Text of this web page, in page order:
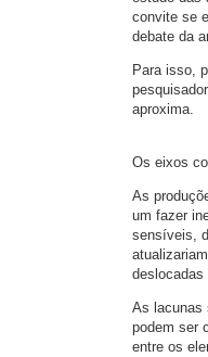
convite se
debate da
Para isso,
aproxima.
Os eixos
As
um fazer
sensíveis,
deslocadas
As lacunas
podem ser
entre os